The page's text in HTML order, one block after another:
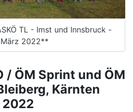
TL - Imst und Innsbruck -
März 2022**
/ ÖM Sprint und ÖM
Kärnten
2022